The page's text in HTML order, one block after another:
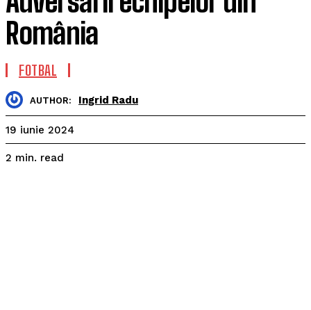
România
FOTBAL
AUTHOR: Ingrid Radu
19 iunie 2024
2 min. read